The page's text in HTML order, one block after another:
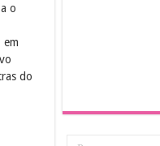
o
em
do